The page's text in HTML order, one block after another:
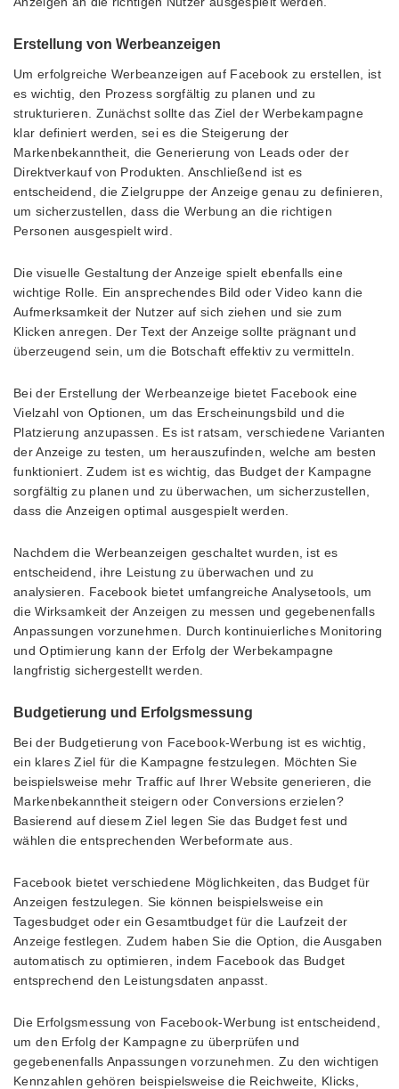
Erstellung von Werbeanzeigen
Um erfolgreiche Werbeanzeigen auf Facebook zu erstellen, ist
es wichtig, den Prozess sorgfältig zu planen und zu
strukturieren. Zunächst sollte das Ziel der Werbekampagne
klar definiert werden, sei es die Steigerung der
Markenbekanntheit, die Generierung von Leads oder der
Direktverkauf von Produkten. Anschließend ist es
entscheidend, die Zielgruppe der Anzeige genau zu definieren,
um sicherzustellen, dass die Werbung an die richtigen
Personen ausgespielt wird.
Die visuelle Gestaltung der Anzeige spielt ebenfalls eine
wichtige Rolle. Ein ansprechendes Bild oder Video kann die
Aufmerksamkeit der Nutzer auf sich ziehen und sie zum
Klicken anregen. Der Text der Anzeige sollte prägnant und
überzeugend sein, um die Botschaft effektiv zu vermitteln.
Bei der Erstellung der Werbeanzeige bietet Facebook eine
Vielzahl von Optionen, um das Erscheinungsbild und die
Platzierung anzupassen. Es ist ratsam, verschiedene Varianten
der Anzeige zu testen, um herauszufinden, welche am besten
funktioniert. Zudem ist es wichtig, das Budget der Kampagne
sorgfältig zu planen und zu überwachen, um sicherzustellen,
dass die Anzeigen optimal ausgespielt werden.
Nachdem die Werbeanzeigen geschaltet wurden, ist es
entscheidend, ihre Leistung zu überwachen und zu
analysieren. Facebook bietet umfangreiche Analysetools, um
die Wirksamkeit der Anzeigen zu messen und gegebenenfalls
Anpassungen vorzunehmen. Durch kontinuierliches Monitoring
und Optimierung kann der Erfolg der Werbekampagne
langfristig sichergestellt werden.
Budgetierung und Erfolgsmessung
Bei der Budgetierung von Facebook-Werbung ist es wichtig,
ein klares Ziel für die Kampagne festzulegen. Möchten Sie
beispielsweise mehr Traffic auf Ihrer Website generieren, die
Markenbekanntheit steigern oder Conversions erzielen?
Basierend auf diesem Ziel legen Sie das Budget fest und
wählen die entsprechenden Werbeformate aus.
Facebook bietet verschiedene Möglichkeiten, das Budget für
Anzeigen festzulegen. Sie können beispielsweise ein
Tagesbudget oder ein Gesamtbudget für die Laufzeit der
Anzeige festlegen. Zudem haben Sie die Option, die Ausgaben
automatisch zu optimieren, indem Facebook das Budget
entsprechend den Leistungsdaten anpasst.
Die Erfolgsmessung von Facebook-Werbung ist entscheidend,
um den Erfolg der Kampagne zu überprüfen und
gegebenenfalls Anpassungen vorzunehmen. Zu den wichtigen
Kennzahlen gehören beispielsweise die Reichweite, Klicks,